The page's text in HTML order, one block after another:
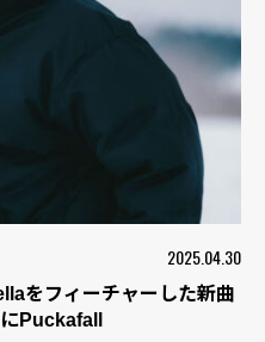
2025.04.30
をフィーチャーした新曲
Puckafall